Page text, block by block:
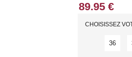
CHOISISSEZ
36